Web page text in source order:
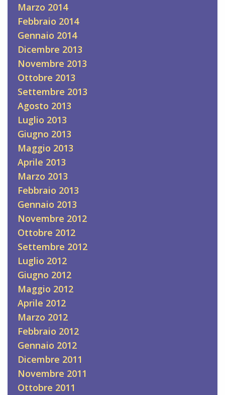
Marzo 2014
Febbraio 2014
Gennaio 2014
Dicembre 2013
Novembre 2013
Ottobre 2013
Settembre 2013
Agosto 2013
Luglio 2013
Giugno 2013
Maggio 2013
Aprile 2013
Marzo 2013
Febbraio 2013
Gennaio 2013
Novembre 2012
Ottobre 2012
Settembre 2012
Luglio 2012
Giugno 2012
Maggio 2012
Aprile 2012
Marzo 2012
Febbraio 2012
Gennaio 2012
Dicembre 2011
Novembre 2011
Ottobre 2011